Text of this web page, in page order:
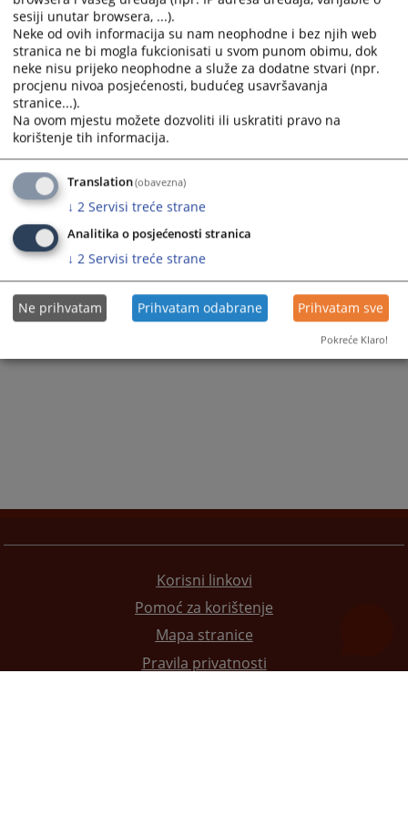
51 0 P 216765 24 Gz
139PREGLEDA
Korisni linkovi
Pomoć za korištenje
Mapa stranice
Pravila privatnosti
sesiji unutar browsera, ...).
Neke od ovih informacija su nam neophodne i bez njih web
stranica ne bi mogla fukcionisati u svom punom obimu, dok
neke nisu prijeko neophodne a služe za dodatne stvari (npr.
procjenu nivoa posjećenosti, budućeg usavršavanja
stranice...).
Na ovom mjestu možete dozvoliti ili uskratiti pravo na
korištenje tih informacija.
Translation(obavezna)
↓ 2 Servisi treće strane
Analitika o posjećenosti stranica
↓ 2 Servisi treće strane
Ne prihvatam Prihvatam odabrane Prihvatam sve
Pokreće Klaro!